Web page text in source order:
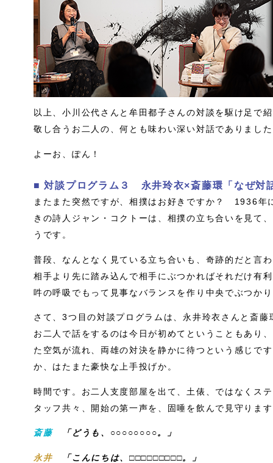
以上、小川公代さんと牟田都子さんの対談を駆け足で
敬し合うお二人の、何とも味わい深い対話でありまし
よーお、ぽん！
■ 対談プログラム３ 永井玲衣×斎藤環「なぜ対
またまた突然ですが、相撲はお好きですか？ 1936年
きの詩人ジャン・コクトーは、相撲の立ち合いを見て
うです。
普段、なんとなく見ている立ち合いも、奇跡的だと言
相手より先に踏み込んで相手にぶつかればそれだけ有
吽の呼吸でもって見事なバランスを作り中央でぶつか
さて、3つ目の対談プログラムは、永井玲衣さんと斎
お二人で話をするのは今日が初めてということもあり
た空気が流れ、両雄の対決を静かに待つという感じで
か、はたまた豪快な上手投げか。
時間です。お二人支度部屋を出て、土俵、ではなくス
タッフ共々、開始の第一声を、固唾を飲んで見守りま
斎藤 「どうも、○○○○○○○○。」
永井 「こんにちは、□□□□□□□□□。」